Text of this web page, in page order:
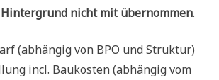
nicht mit übernommen.
(abhängig von BPO und Struktur)
incl. Baukosten (abhängig vom